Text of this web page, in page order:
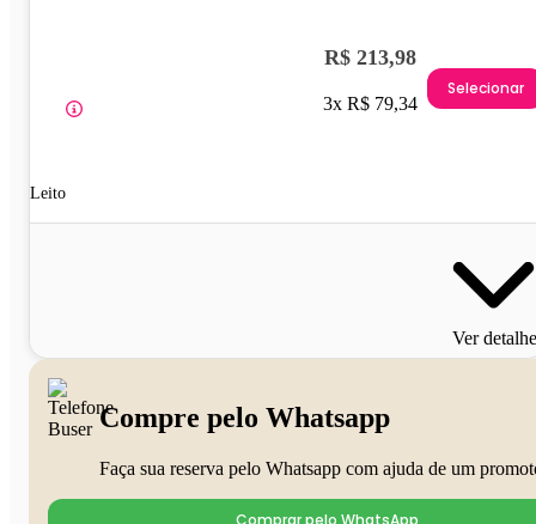
Leito
R$ 213,98
3x R$ 79,34
Selecionar
Ver
Compre pelo Whatsapp
Faça sua reserva pelo Whatsapp com ajuda de um
Comprar pelo WhatsApp